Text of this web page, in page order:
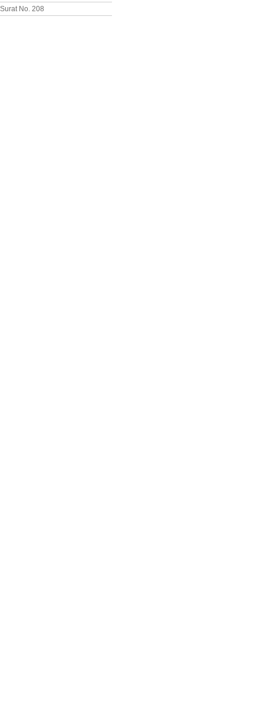
Surat No. 208